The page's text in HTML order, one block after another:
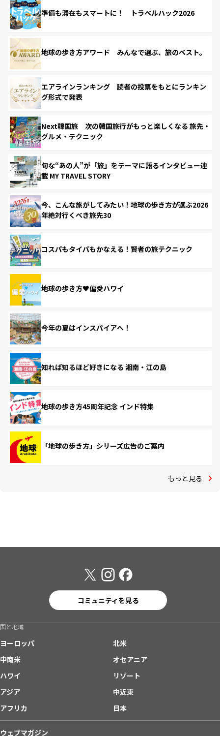
準備も滞在もスマートに！ トラベルハック2026
地球の歩き方アワード みんなで選ぶ、旅のベスト。
エアラインランキング 読者の投票をもとにランキン
グ形式で発表
Next韓国旅 次の韓国旅行がもっと楽しくなる 旅先・
グルメ・テクニック
旬な“あの人”が「旅」をテーマに語るインタビュー連
載 MY TRAVEL STORY
今、こんな旅がしてみたい！地球の歩き方が選ぶ2026
年絶対行くべき旅先30
コスパもタイパもかなえる！賢者の旅テクニック
地球の歩き方♥偏愛ハワイ
今年の夏はインスパイアへ！
知れば知るほど好きになる 湘南・江の島
地球の歩き方45周年記念 インド特集
「地球の歩き方」シリーズ広告のご案内
もっと見る
コミュニティを見る
国と地域
ヨーロッパ
北米
中南米
オセアニア
ハワイ
リゾート
アジア
中近東
アフリカ
日本
ウェブマガジン